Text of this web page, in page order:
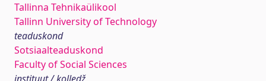
Tallinna Tehnikaülikool
Tallinn University of Technology
teaduskond
Sotsiaalteaduskond
Faculty of Social Sciences